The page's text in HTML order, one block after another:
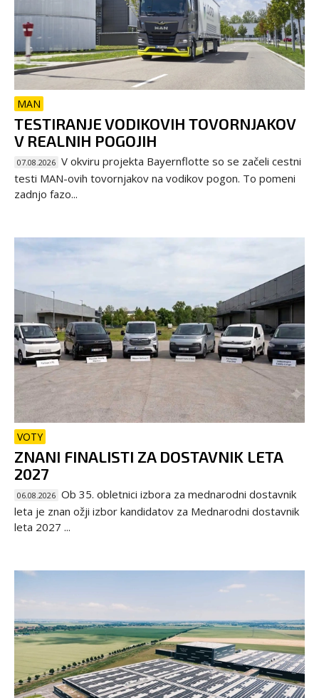
MAN
TESTIRANJE VODIKOVIH TOVORNJAKOV
V REALNIH POGOJIH
07.08.2026 V okviru projekta Bayernflotte so se začeli cestni
testi MAN-ovih tovornjakov na vodikov pogon. To pomeni
zadnjo fazo...
VOTY
ZNANI FINALISTI ZA DOSTAVNIK LETA
2027
06.08.2026 Ob 35. obletnici izbora za mednarodni dostavnik
leta je znan ožji izbor kandidatov za Mednarodni dostavnik
leta 2027 ...